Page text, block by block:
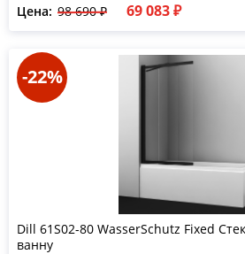
Цена: 98 690 ₽ 69 083 ₽
-22%
Dill 61S02-80 WasserSchutz Fixed
ванну